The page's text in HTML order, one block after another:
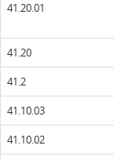
41.20.01
41.20
41.2
41.10.03
41.10.02